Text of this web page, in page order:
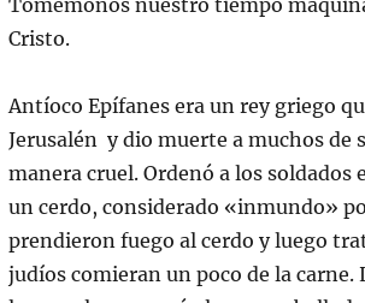
Cristo.
Antíoco Epífanes era un rey griego
Jerusalén y dio muerte a muchos de
manera cruel. Ordenó a los
un cerdo, considerado «inmundo»
prendieron fuego al cerdo y luego
judíos comieran un poco de la